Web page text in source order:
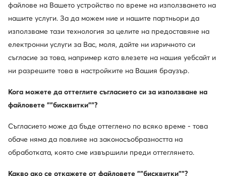
файлове на Вашето устройство по време на използването на
нашите услуги. За да можем ние и нашите партньори да
използваме тази технология за целите на предоставяне на
електронни услуги за Вас, моля, дайте ни изричното си
съгласие за това, например като влезете на нашия уебсайт и
ни разрешите това в настройките на Вашия браузър.
Кога можете да оттеглите съгласието си за използване на
файловете ""бисквитки""?
Съгласието може да бъде оттеглено по всяко време - това
обаче няма да повлияе на законосъобразността на
обработката, която сме извършили преди оттеглянето.
Какво ако се откажете от файловете ""бисквитки""?